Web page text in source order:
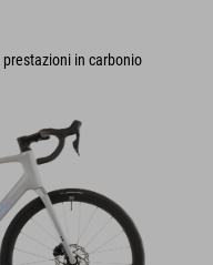
prestazioni in carbonio